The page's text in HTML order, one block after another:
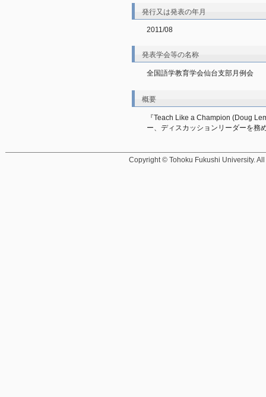
発行又は発表の年月
2011/08
発表学会等の名称
全国語学教育学会仙台支部月例会
概要
『Teach Like a Champion (Doug
ー、ディスカッションリーダーを務